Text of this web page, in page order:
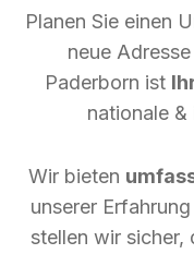
Planen Sie einen
neue
Paderborn ist
nationale
Wir bieten
unserer
stellen wir sicher,